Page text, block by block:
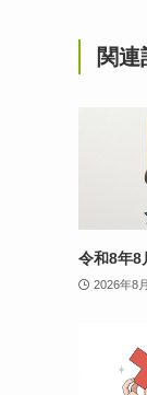
関連
令和8年8
2026年8